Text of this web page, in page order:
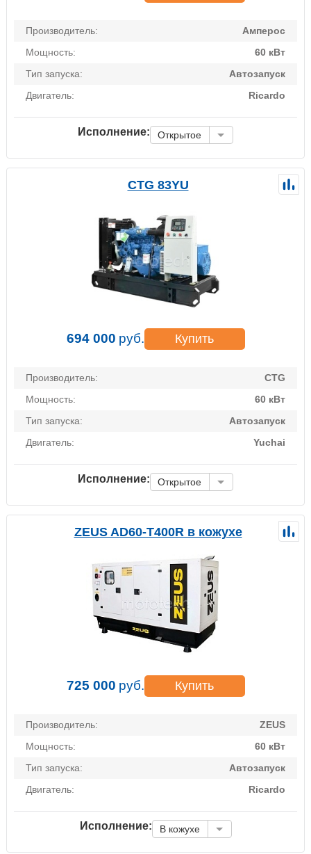
Производитель:
Амперос
Мощность:
60 кВт
Тип запуска:
Автозапуск
Двигатель:
Ricardo
Исполнение: Открытое
CTG 83YU
694 000 руб. Купить
Производитель:
CTG
Мощность:
60 кВт
Тип запуска:
Автозапуск
Двигатель:
Yuchai
Исполнение: Открытое
ZEUS AD60-T400R в кожухе
725 000 руб. Купить
Производитель:
ZEUS
Мощность:
60 кВт
Тип запуска:
Автозапуск
Двигатель:
Ricardo
Исполнение: В кожухе